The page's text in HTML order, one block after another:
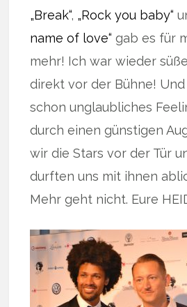
„Break“, „Rock you baby“
name of love“ gab es für
mehr! Ich war wieder
direkt vor der Bühne!
schon unglaubliches
durch einen günstigen
wir die Stars vor der Tür
durften uns mit ihnen
Mehr geht nicht. Eure